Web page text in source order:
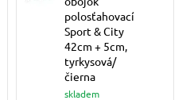
polosťahovací
Sport & City
42cm + 5cm,
tyrkysová/
čierna
skladem